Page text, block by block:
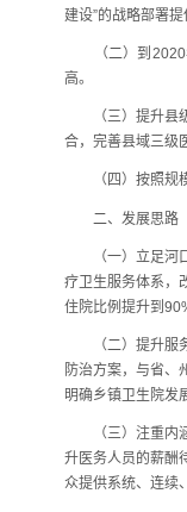
建设”的战略部署提
（二）到2020年
高。
（三）提升县级
合，完善县域三级
（四）按照规模
二、发展思路
（一）立足河口
疗卫生服务体系，
住院比例提升到
（二）提升服务
防治方案，与省、
明确乡镇卫生院发
（三）注重内涵
升医务人员的薪酬
众提供系统、连续